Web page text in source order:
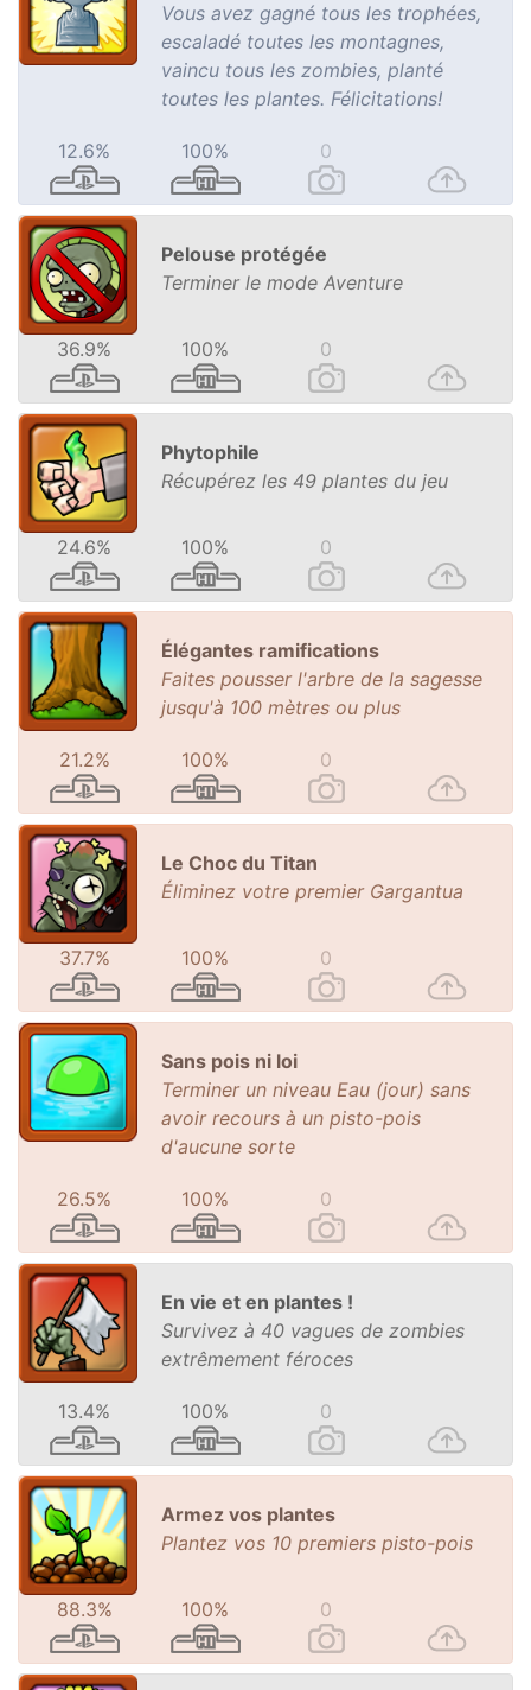
Vous avez gagné tous les trophées,
escaladé toutes les montagnes,
vaincu tous les zombies, planté
toutes les plantes. Félicitations!
12.6% 100% 0
Pelouse protégée
Terminer le mode Aventure
36.9% 100% 0
Phytophile
Récupérez les 49 plantes du jeu
24.6% 100% 0
Élégantes ramifications
Faites pousser l'arbre de la sagesse
jusqu'à 100 mètres ou plus
21.2% 100% 0
Le Choc du Titan
Éliminez votre premier Gargantua
37.7% 100% 0
Sans pois ni loi
Terminer un niveau Eau (jour) sans
avoir recours à un pisto-pois
d'aucune sorte
26.5% 100% 0
En vie et en plantes !
Survivez à 40 vagues de zombies
extrêmement féroces
13.4% 100% 0
Armez vos plantes
Plantez vos 10 premiers pisto-pois
88.3% 100% 0